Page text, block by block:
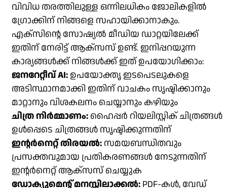
വിവിധ തരത്തിലുള്ള ഒന്നിലധികം ജോലികളിൽ
ഗ്രോക്കിന് നിങ്ങളെ സഹായിക്കാനാകും.
എക്‌സിന്റെ സോഷ്യൽ മീഡിയ ഡാറ്റയിലേക്ക്
ഇതിന് നേരിട്ട് ആക്‌സസ് ഉണ്ട്. ഇനിപ്പറയുന്ന
കാര്യങ്ങൾക്ക് നിങ്ങൾക്ക് ഇത് ഉപയോഗിക്കാം:
ജനറേറ്റീവ് AI: ഉപയോക്തൃ ഇടപെടലുകളെ
അടിസ്ഥാനമാക്കി ഇതിന് വാചകം സൃഷ്ടിക്കാനും
മാറ്റാനും വിശകലനം ചെയ്യാനും കഴിയും
ചിത്ര നിർമ്മാണം: ഹൈപ്പർ റിയലിസ്റ്റിക് ചിത്രങ്ങൾ
ഉൾപ്പെടെ ചിത്രങ്ങൾ സൃഷ്ടിക്കുന്നതിന്
ഇന്റർനെറ്റ് തിരയൽ: സമയബന്ധിതവും
പ്രസക്തവുമായ പ്രതികരണങ്ങൾ നേടുന്നതിന്
ഇന്റർനെറ്റ് ആക്‌സസ് ചെയ്യുക
ഡോക്യുമെന്റ് മനസ്സിലാക്കൽ: PDF-കൾ, വേഡ്